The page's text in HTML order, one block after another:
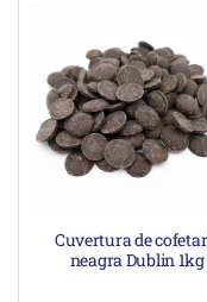
Cuvertura de
neagra Dublin 1kg